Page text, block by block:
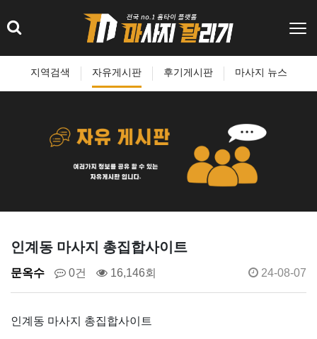
지역검색 자유게시판 후기게시판 마사지 뉴스
인계동 마사지 총집합사이트
문옥수 0건 16,146회 24-08-07
인계동 마사지 총집합사이트